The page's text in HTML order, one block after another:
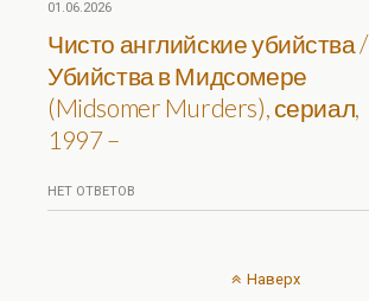
01.06.2026
Чисто английские убийства /
Убийства в Мидсомере
(Midsomer Murders), сериал,
1997 –
НЕТ ОТВЕТОВ
Наверх